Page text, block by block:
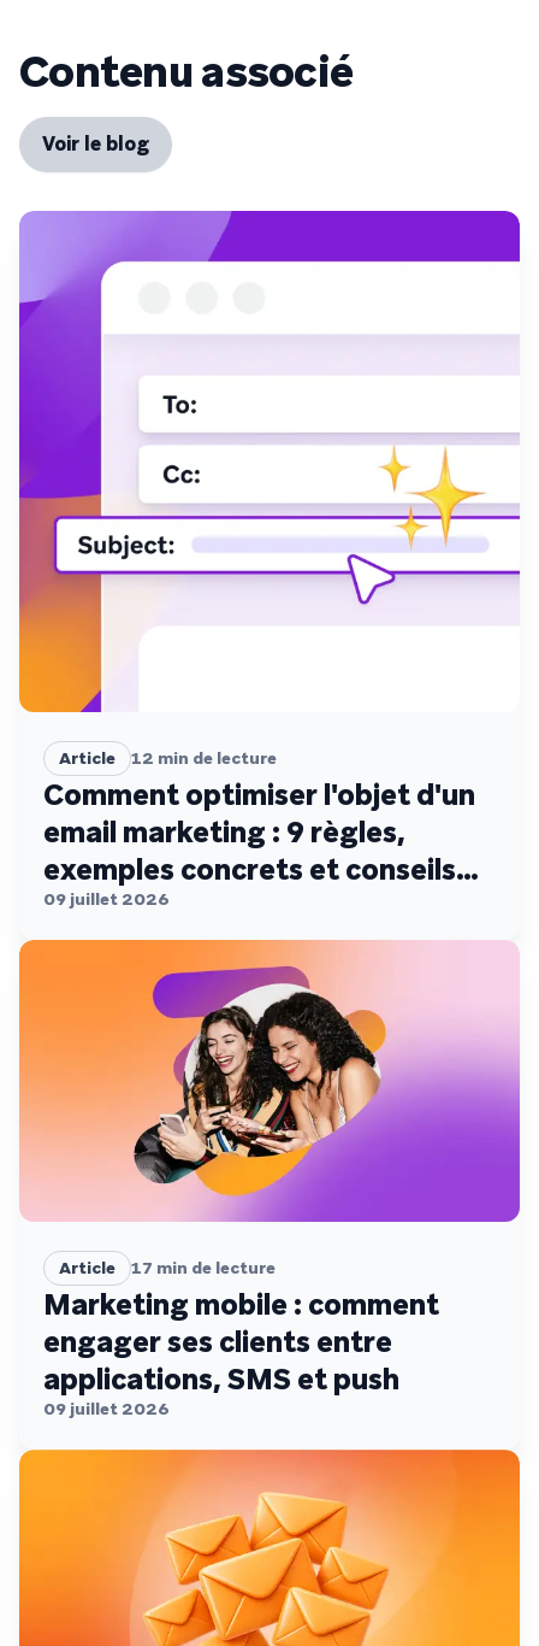
Contenu associé
Voir le blog
Article 12 min de lecture
Comment optimiser l'objet d'un
email marketing : 9 règles,
exemples concrets et conseils
de conformité
09 juillet 2026
Article 17 min de lecture
Marketing mobile : comment
engager ses clients entre
applications, SMS et push
09 juillet 2026